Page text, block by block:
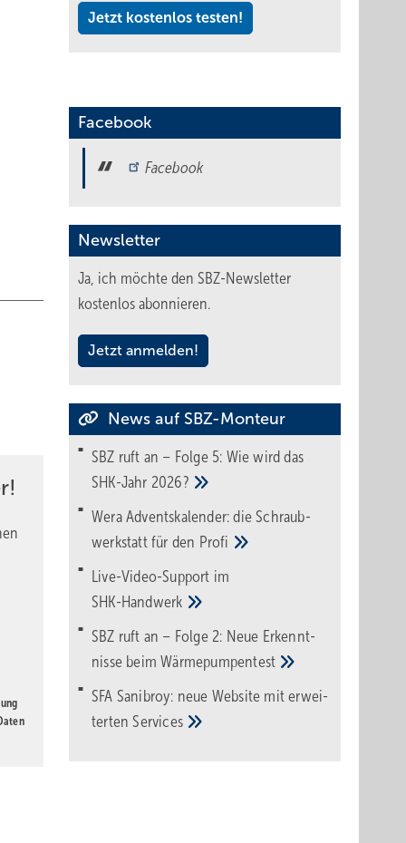
mit
Jetzt kostenlos testen!
Facebook
Facebook
Newsletter
Ja, ich möchte den SBZ-Newsletter
kostenlos abonnieren.
Jetzt anmelden!
News auf SBZ-Monteur
SBZ ruft an – Folge 5: Wie wird das
SHK-Jahr 2026?
Wera Adventskalender: die Schraub­
werk­statt für den Pro­fi
Live-Video-Support im
SHK-Handwerk
SBZ ruft an – Folge 2: Neue Erkennt­
nisse beimWärme­pumpen­test
SFA Sanibroy: neue Web­site mit erwei­
tertenServices